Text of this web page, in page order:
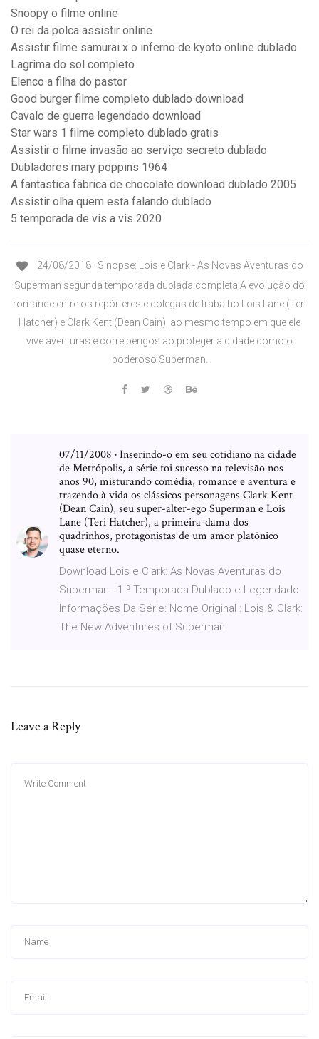
Snoopy o filme online
O rei da polca assistir online
Assistir filme samurai x o inferno de kyoto online dublado
Lagrima do sol completo
Elenco a filha do pastor
Good burger filme completo dublado download
Cavalo de guerra legendado download
Star wars 1 filme completo dublado gratis
Assistir o filme invasão ao serviço secreto dublado
Dubladores mary poppins 1964
A fantastica fabrica de chocolate download dublado 2005
Assistir olha quem esta falando dublado
5 temporada de vis a vis 2020
24/08/2018 · Sinopse: Lois e Clark - As Novas Aventuras do
Superman segunda temporada dublada completa.A evolução do
romance entre os repórteres e colegas de trabalho Lois Lane (Teri
Hatcher) e Clark Kent (Dean Cain), ao mesmo tempo em que ele
vive aventuras e corre perigos ao proteger a cidade como o
poderoso Superman.
07/11/2008 · Inserindo-o em seu cotidiano na cidade
de Metrópolis, a série foi sucesso na televisão nos
anos 90, misturando comédia, romance e aventura e
trazendo à vida os clássicos personagens Clark Kent
(Dean Cain), seu super-alter-ego Superman e Lois
Lane (Teri Hatcher), a primeira-dama dos
quadrinhos, protagonistas de um amor platônico
quase eterno.
Download Lois e Clark: As Novas Aventuras do
Superman - 1 ª Temporada Dublado e Legendado
Informações Da Série: Nome Original : Lois & Clark:
The New Adventures of Superman
Leave a Reply